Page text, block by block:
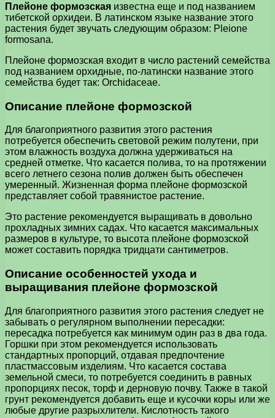
Плейоне формозская известна еще и под названием
тибетской орхидеи. В латинском языке название этого
растения будет звучать следующим образом: Pleione
formosana.
Плейоне формозская входит в число растений семейства
под названием орхидные, по-латински название этого
семейства будет так: Orchidaceae.
Описание плейоне формозской
Для благоприятного развития этого растения
потребуется обеспечить световой режим полутени, при
этом влажность воздуха должна удерживаться на
средней отметке. Что касается полива, то на протяжении
всего летнего сезона полив должен быть обеспечен
умеренный. Жизненная форма плейоне формозской
представляет собой травянистое растение.
Это растение рекомендуется выращивать в довольно
прохладных зимних садах. Что касается максимальных
размеров в культуре, то высота плейоне формозской
может составить порядка тридцати сантиметров.
Описание особенностей ухода и
выращивания плейоне формозской
Для благоприятного развития этого растения следует не
забывать о регулярном выполнении пересадки:
пересадка потребуется как минимум один раз в два года.
Горшки при этом рекомендуется использовать
стандартных пропорций, отдавая предпочтение
пластмассовым изделиям. Что касается состава
земельной смеси, то потребуется соединить в равных
пропорциях песок, торф и дерновую почву. Также в такой
грунт рекомендуется добавить еще и кусочки коры или же
любые другие разрыхлители. Кислотность такого